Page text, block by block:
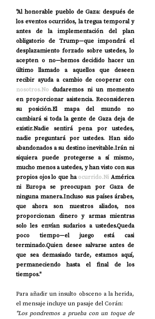
"Al honorable pueblo de Gaza: después de
los eventos ocurridos, la tregua temporal y
antes de la implementación del plan
obligatorio de Trump—que impondrá el
desplazamiento forzado sobre ustedes, lo
acepten o no—hemos decidido hacer un
último llamado a aquellos que deseen
recibir ayuda a cambio de cooperar con
nosotros.No dudaremos ni un momento
en proporcionar asistencia. Reconsideren
su posición.El mapa del mundo no
cambiará si toda la gente de Gaza deja de
existir.Nadie sentirá pena por ustedes,
nadie preguntará por ustedes. Han sido
abandonados a su destino inevitable.Irán ni
siquiera puede protegerse a sí mismo,
mucho menos a ustedes, y han visto con sus
propios ojos lo que ha ocurrido.Ni América
ni Europa se preocupan por Gaza de
ninguna manera.Incluso sus países árabes,
que ahora son nuestros aliados, nos
proporcionan dinero y armas mientras
solo les envían sudarios a ustedes.Queda
poco tiempo—el juego está casi
terminado.Quien desee salvarse antes de
que sea demasiado tarde, estamos aquí,
permaneciendo hasta el final de los
tiempos."
Para añadir un insulto obsceno a la herida,
el mensaje incluye un pasaje del Corán:
"Los pondremos a prueba con un toque de